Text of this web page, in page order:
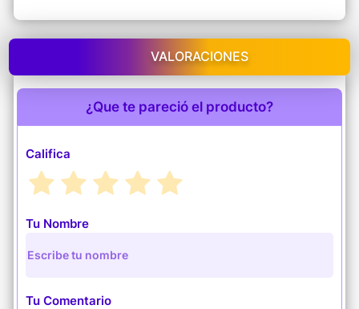
VALORACIONES
¿Que te pareció el producto?
Califica
Tu Nombre
Tu Comentario